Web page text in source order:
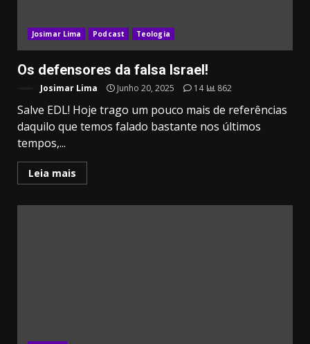
Josimar Lima Podcast Teologia
Os defensores da falsa Israel!
Josimar Lima Junho 20, 2025 14 862
Salve EDL! Hoje trago um pouco mais de referências
daquilo que temos falado bastante nos últimos
tempos,...
Leia mais